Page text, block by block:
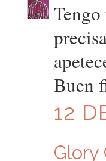
Buen
12
Glory